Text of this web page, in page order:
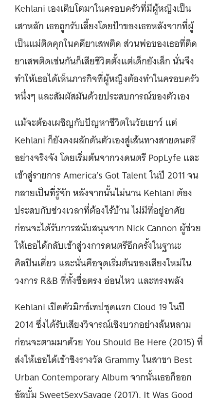
Kehlani เองเติบโตมาในครอบครัวที่มีผู้หญิงเป็น
เสาหลัก เธอถูกรับเลี้ยงโดยป้าของเธอหลังจากที่ผู้
เป็นแม่ติดคุกในคดียาเสพติด ส่วนพ่อของเธอที่ติด
ยาเสพติดเช่นกันก็เสียชีวิตตั้งแต่เด็กยังเล็ก นั่นจึง
ทำให้เธอได้เห็นภารกิจที่ผู้หญิงต้องทำในครอบครัว
หนึ่งๆ และสัมผัสมันด้วยประสบการณ์ของตัวเอง
แม้จะต้องเผชิญกับปัญหาชีวิตในวัยเยาว์ แต่
Kehlani ก็ยังคงผลักดันตัวเองสู่เส้นทางสายดนตรี
อย่างจริงจัง โดยเริ่มต้นจากวงดนตรี PopLyfe และ
เข้าสู่รายการ America’s Got Talent ในปี 2011 จน
กลายเป็นที่รู้จัก หลังจากนั้นไม่นาน Kehlani ต้อง
ประสบกับช่วงเวลาที่ต้องไร้บ้าน ไม่มีที่อยู่อาศัย
ก่อนจะได้รับการสนับสนุนจาก Nick Cannon ผู้ช่วย
ให้เธอได้กลับเข้าสู่วงการดนตรีอีกครั้งในฐานะ
ศิลปินเดี่ยว และนั่นคือจุดเริ่มต้นของเสียงใหม่ใน
วงการ R&B ที่ทั้งซื่อตรง อ่อนไหว และทรงพลัง
Kehlani เปิดตัวมิกซ์เทปชุดแรก Cloud 19 ในปี
2014 ซึ่งได้รับเสียงวิจารณ์เชิงบวกอย่างล้นหลาม
ก่อนจะตามมาด้วย You Should Be Here (2015) ที่
ส่งให้เธอได้เข้าชิงรางวัล Grammy ในสาขา Best
Urban Contemporary Album จากนั้นเธอก็ออก